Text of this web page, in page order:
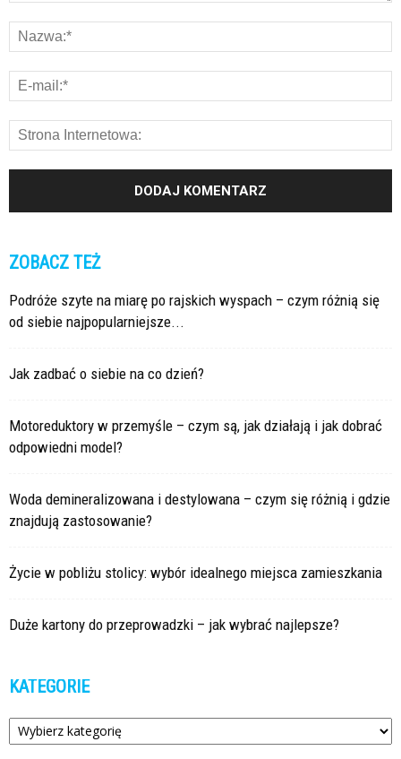
ZOBACZ TEŻ
Podróże szyte na miarę po rajskich wyspach – czym różnią się
od siebie najpopularniejsze...
Jak zadbać o siebie na co dzień?
Motoreduktory w przemyśle – czym są, jak działają i jak dobrać
odpowiedni model?
Woda demineralizowana i destylowana – czym się różnią i gdzie
znajdują zastosowanie?
Życie w pobliżu stolicy: wybór idealnego miejsca zamieszkania
Duże kartony do przeprowadzki – jak wybrać najlepsze?
KATEGORIE
Kategorie